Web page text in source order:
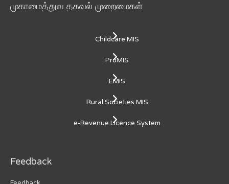
முகாமைத்துவ தகவல் முறைமைகள்
Childcare MIS
ProMIS
EMIS
Rural Societies MIS
e-Revenue Licence System
Feedback